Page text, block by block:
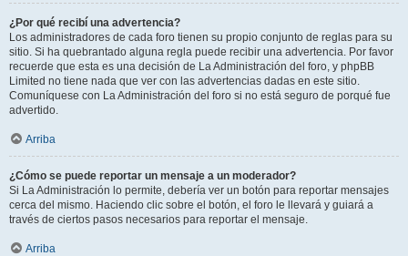
¿Por qué recibí una advertencia?
Los administradores de cada foro tienen su propio conjunto de reglas para su
sitio. Si ha quebrantado alguna regla puede recibir una advertencia. Por favor
recuerde que esta es una decisión de La Administración del foro, y phpBB
Limited no tiene nada que ver con las advertencias dadas en este sitio.
Comuníquese con La Administración del foro si no está seguro de porqué fue
advertido.
Arriba
¿Cómo se puede reportar un mensaje a un moderador?
Si La Administración lo permite, debería ver un botón para reportar mensajes
cerca del mismo. Haciendo clic sobre el botón, el foro le llevará y guiará a
través de ciertos pasos necesarios para reportar el mensaje.
Arriba